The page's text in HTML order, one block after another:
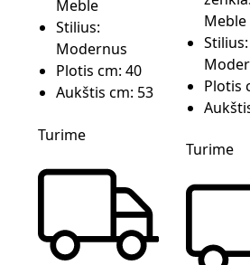
Meble
Stilius:
Modernus
Plotis cm: 40
Aukštis cm: 53
Turime
Meble
Stilius:
Plotis
Turime